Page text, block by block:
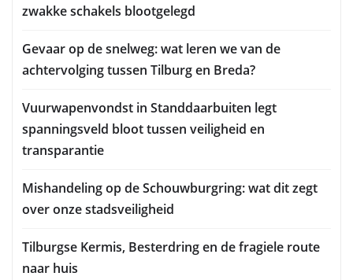
zwakke schakels blootgelegd
Gevaar op de snelweg: wat leren we van de
achtervolging tussen Tilburg en Breda?
Vuurwapenvondst in Standdaarbuiten legt
spanningsveld bloot tussen veiligheid en
transparantie
Mishandeling op de Schouwburgring: wat dit zegt
over onze stadsveiligheid
Tilburgse Kermis, Besterdring en de fragiele route
naar huis